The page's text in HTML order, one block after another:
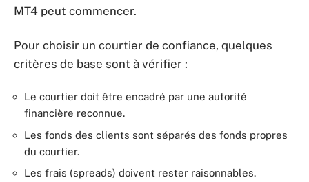
MT4 peut commencer.
Pour choisir un courtier de confiance, quelques
critères de base sont à vérifier :
Le courtier doit être encadré par une autorité
financière reconnue.
Les fonds des clients sont séparés des fonds propres
du courtier.
Les frais (spreads) doivent rester raisonnables.